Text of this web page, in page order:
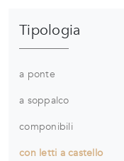
Tipologia
a ponte
a soppalco
componibili
con letti a castello